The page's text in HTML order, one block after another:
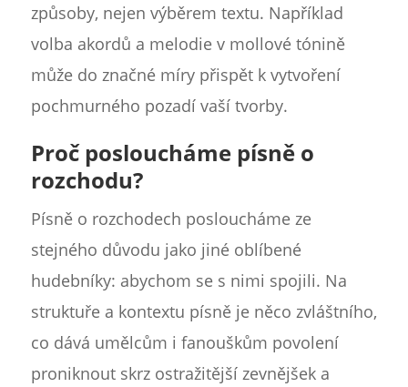
způsoby, nejen výběrem textu. Například
volba akordů a melodie v mollové tónině
může do značné míry přispět k vytvoření
pochmurného pozadí vaší tvorby.
Proč posloucháme písně o
rozchodu?
Písně o rozchodech posloucháme ze
stejného důvodu jako jiné oblíbené
hudebníky: abychom se s nimi spojili. Na
struktuře a kontextu písně je něco zvláštního,
co dává umělcům i fanouškům povolení
proniknout skrz ostražitější zevnějšek a